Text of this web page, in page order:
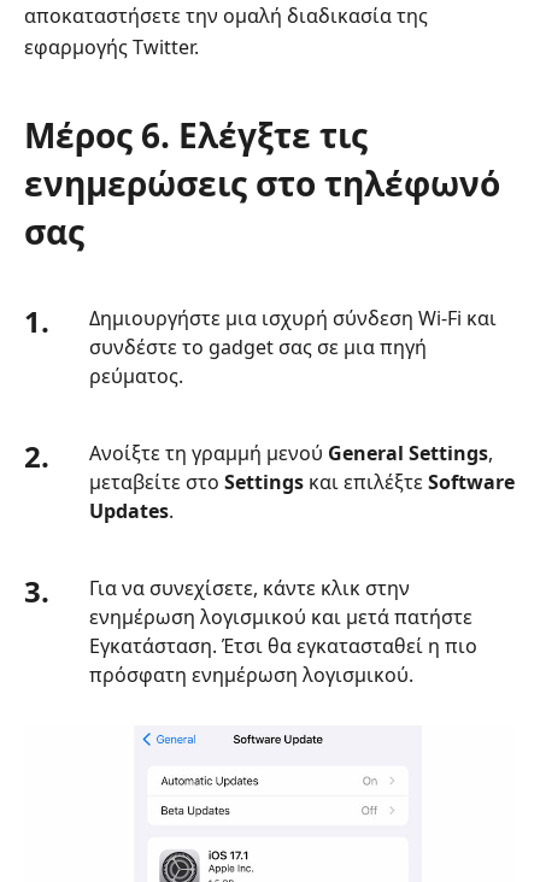
αποκαταστήσετε την ομαλή διαδικασία της
εφαρμογής Twitter.
Μέρος 6. Ελέγξτε τις
ενημερώσεις στο τηλέφωνό
σας
1.
Δημιουργήστε μια ισχυρή σύνδεση Wi-Fi και
συνδέστε το gadget σας σε μια πηγή
ρεύματος.
2. Ανοίξτε τη γραμμή μενού General Settings,
μεταβείτε στο Settings και επιλέξτεSoftware
Updates.
3.
Για να συνεχίσετε, κάντε κλικ στην
ενημέρωση λογισμικού και μετά πατήστε
Εγκατάσταση. Έτσι θα εγκατασταθεί η πιο
πρόσφατη ενημέρωση λογισμικού.